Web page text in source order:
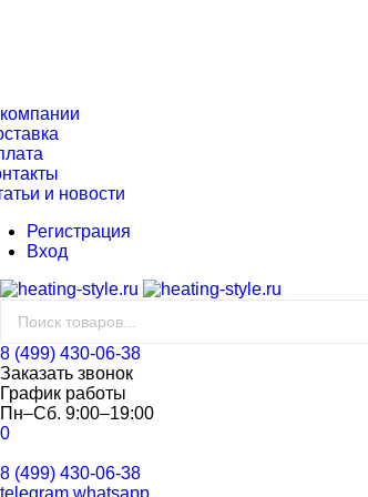
и новости
Регистрация
Вход
8 (499) 430-06-38
Заказать звонок
График работы
Пн–Сб. 9:00–19:00
0
8 (499) 430-06-38
telegram whatsapp